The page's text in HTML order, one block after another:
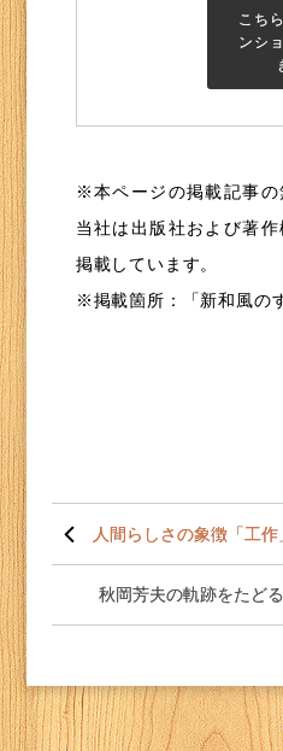
こち
ンシ
※本ページの掲載記事の
当社は出版社および著
掲載しています。
※掲載箇所：「新和風の
稿
人間らしさの象徴「工作
秋岡芳夫の軌跡をたど